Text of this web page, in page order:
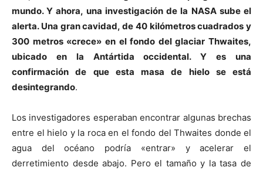
mundo. Y ahora, una investigación de la NASA sube el
alerta. Una gran cavidad, de 40 kilómetros cuadrados y
300 metros «crece» en el fondo del glaciar Thwaites,
ubicado en la Antártida occidental. Y es una
confirmación de que esta masa de hielo se está
desintegrando.
Los investigadores esperaban encontrar algunas brechas
entre el hielo y la roca en el fondo del Thwaites donde el
agua del océano podría «entrar» y acelerar el
derretimiento desde abajo. Pero el tamaño y la tasa de